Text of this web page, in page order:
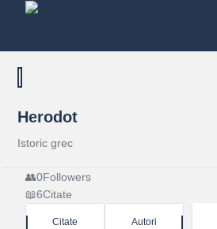
Herodot
Istoric grec
0Followers
6Citate
Stats
Citate Autori